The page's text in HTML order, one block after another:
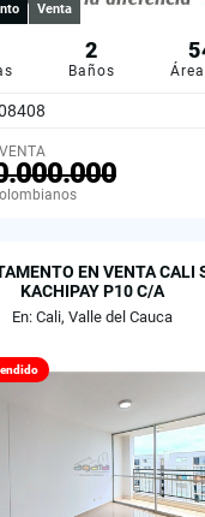
Venta
2
Baños
EN VENTA CALI
KACHIPAY P10 C/A
En: Cali, Valle del Cauca